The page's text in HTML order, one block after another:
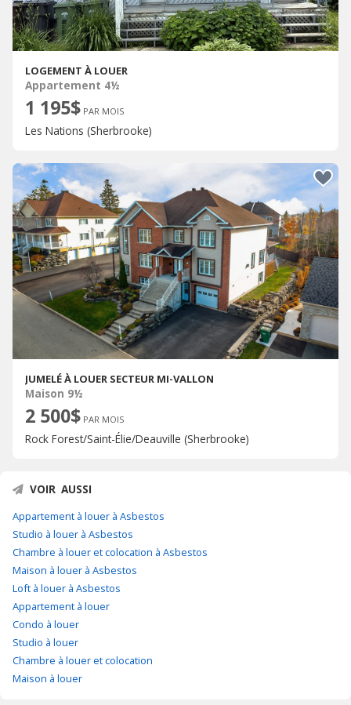
LOGEMENT À LOUER
Appartement 4½
1 195$ PAR MOIS
Les Nations (Sherbrooke)
JUMELÉ À LOUER SECTEUR MI-VALLON
Maison 9½
2 500$ PAR MOIS
Rock Forest/Saint-Élie/Deauville (Sherbrooke)
VOIR AUSSI
Appartement à louer à Asbestos
Studio à louer à Asbestos
Chambre à louer et colocation à Asbestos
Maison à louer à Asbestos
Loft à louer à Asbestos
Appartement à louer
Condo à louer
Studio à louer
Chambre à louer et colocation
Maison à louer